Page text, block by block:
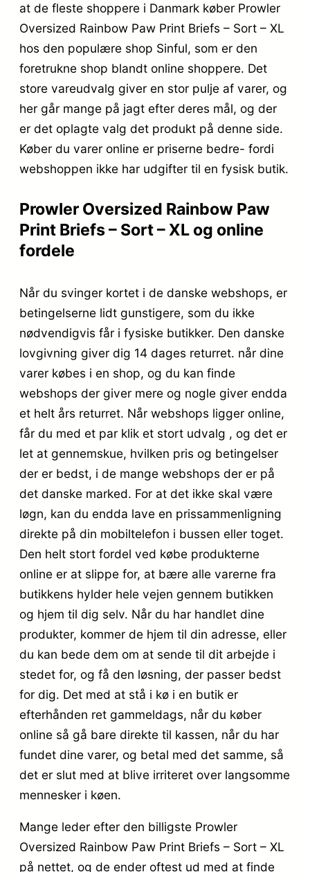
at de fleste shoppere i Danmark køber Prowler
Oversized Rainbow Paw Print Briefs – Sort – XL
hos den populære shop Sinful, som er den
foretrukne shop blandt online shoppere. Det
store vareudvalg giver en stor pulje af varer, og
her går mange på jagt efter deres mål, og der
er det oplagte valg det produkt på denne side.
Køber du varer online er priserne bedre- fordi
webshoppen ikke har udgifter til en fysisk butik.
Prowler Oversized Rainbow Paw
Print Briefs – Sort – XL og online
fordele
Når du svinger kortet i de danske webshops, er
betingelserne lidt gunstigere, som du ikke
nødvendigvis får i fysiske butikker. Den danske
lovgivning giver dig 14 dages returret. når dine
varer købes i en shop, og du kan finde
webshops der giver mere og nogle giver endda
et helt års returret. Når webshops ligger online,
får du med et par klik et stort udvalg , og det er
let at gennemskue, hvilken pris og betingelser
der er bedst, i de mange webshops der er på
det danske marked. For at det ikke skal være
løgn, kan du endda lave en prissammenligning
direkte på din mobiltelefon i bussen eller toget.
Den helt stort fordel ved købe produkterne
online er at slippe for, at bære alle varerne fra
butikkens hylder hele vejen gennem butikken
og hjem til dig selv. Når du har handlet dine
produkter, kommer de hjem til din adresse, eller
du kan bede dem om at sende til dit arbejde i
stedet for, og få den løsning, der passer bedst
for dig. Det med at stå i kø i en butik er
efterhånden ret gammeldags, når du køber
online så gå bare direkte til kassen, når du har
fundet dine varer, og betal med det samme, så
det er slut med at blive irriteret over langsomme
mennesker i køen.
Mange leder efter den billigste Prowler
Oversized Rainbow Paw Print Briefs – Sort – XL
på nettet, og de ender oftest ud med at finde